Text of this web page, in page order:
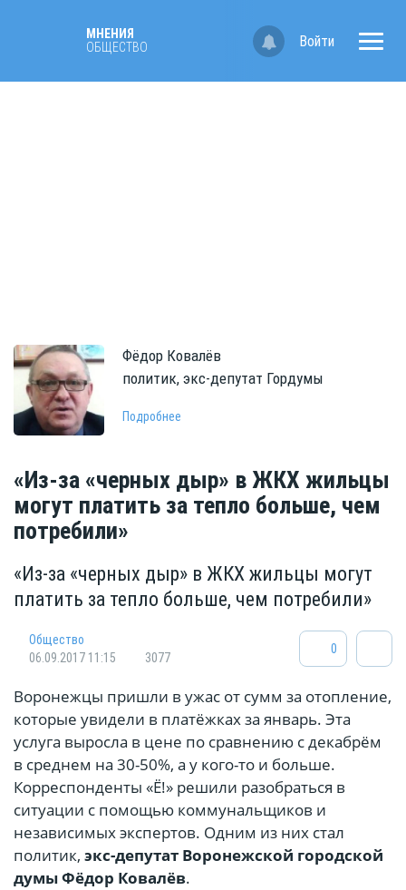
МНЕНИЯ
ОБЩЕСТВО
Войти
Фёдор Ковалёв
политик, экс-депутат Гордумы
Подробнее
«Из-за «черных дыр» в ЖКХ жильцы
могут платить за тепло больше, чем
потребили»
«Из-за «черных дыр» в ЖКХ жильцы могут
платить за тепло больше, чем потребили»
Общество
06.09.2017 11:15
3077
0
Воронежцы пришли в ужас от сумм за отопление,
которые увидели в платёжках за январь. Эта
услуга выросла в цене по сравнению с декабрём
в среднем на 30-50%, а у кого-то и больше.
Корреспонденты «Ё!» решили разобраться в
ситуации с помощью коммунальщиков и
независимых экспертов. Одним из них стал
политик, экс-депутат Воронежской городской
думы Фёдор Ковалёв.